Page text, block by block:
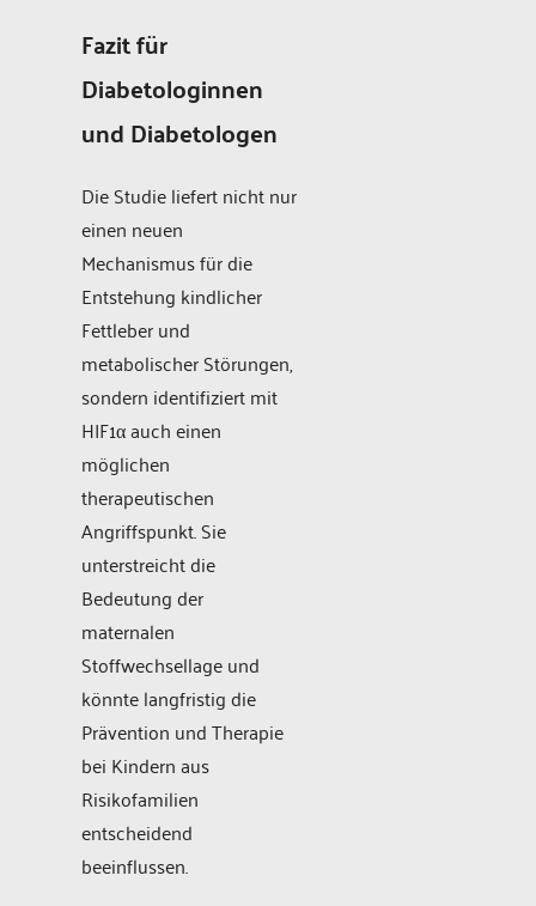
Fazit für
Diabetologinnen
und Diabetologen
Die Studie liefert nicht nur
einen neuen
Mechanismus für die
Entstehung kindlicher
Fettleber und
metabolischer Störungen,
sondern identifiziert mit
HIF1α auch einen
möglichen
therapeutischen
Angriffspunkt. Sie
unterstreicht die
Bedeutung der
maternalen
Stoffwechsellage und
könnte langfristig die
Prävention und Therapie
bei Kindern aus
Risikofamilien
entscheidend
beeinflussen.